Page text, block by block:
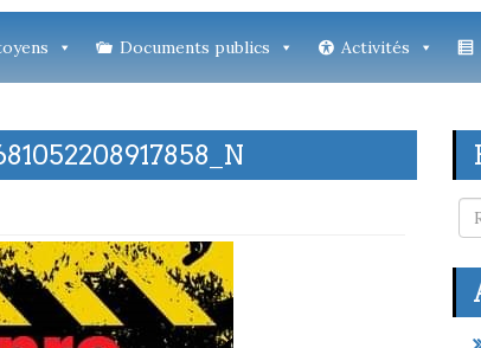
Documents publics Activités